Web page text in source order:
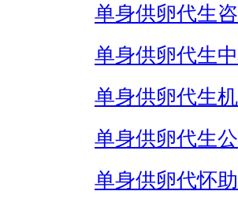
单身供卵代生
单身供卵代生
单身供卵代生
单身供卵代生公
单身供卵代怀